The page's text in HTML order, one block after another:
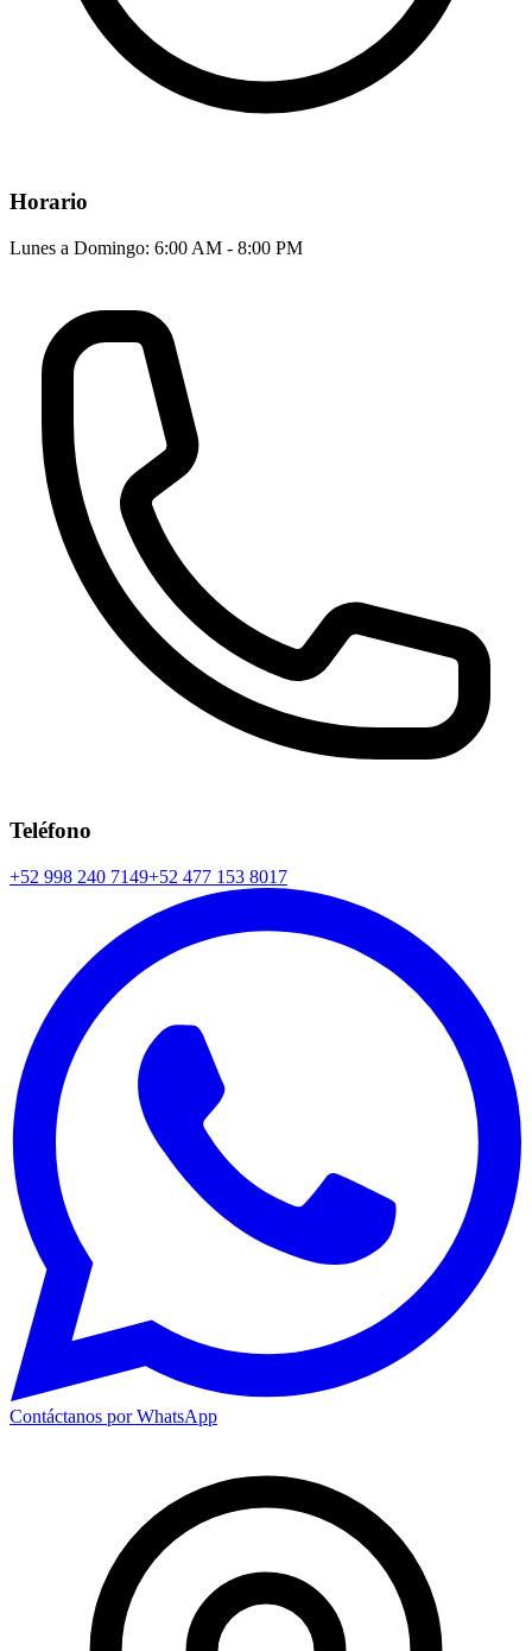
Horario
Lunes a Domingo: 6:00 AM - 8:00 PM
Teléfono
+52 998 240 7149+52 477 153 8017
Contáctanos por WhatsApp